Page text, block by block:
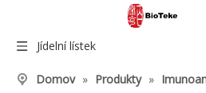
Jídelní lístek
Domov » Produkty »